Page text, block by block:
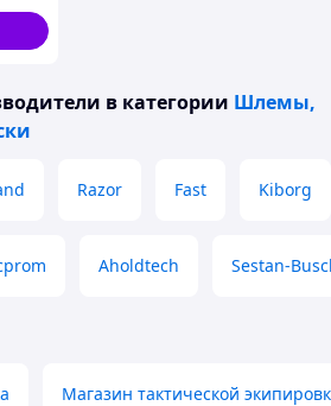
в категории Шлемы,
Razor Fast Kiborg
Aholdtech Sestan-
Магазин тактической